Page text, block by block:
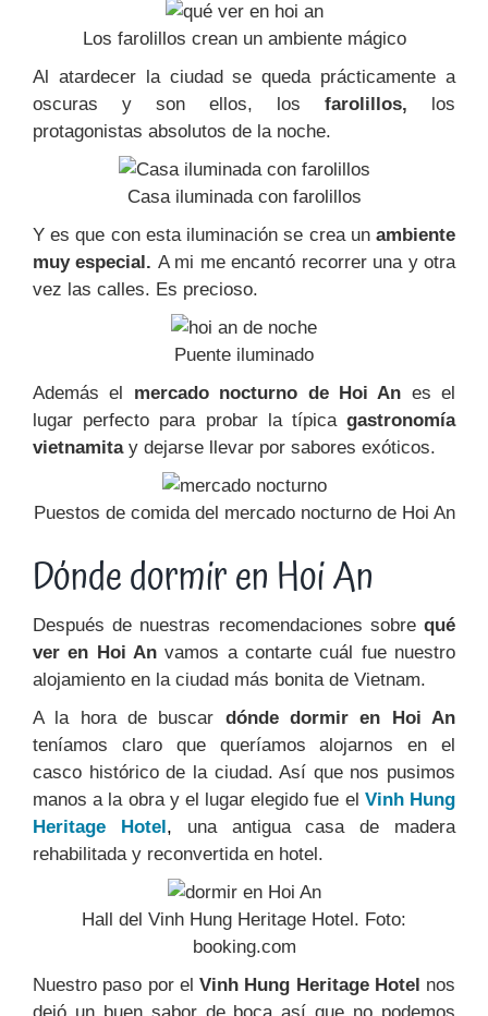
Los farolillos crean un ambiente mágico
Al atardecer la ciudad se queda prácticamente a
oscuras y son ellos, los farolillos, los
protagonistas absolutos de la noche.
Casa iluminada con farolillos
Y es que con esta iluminación se crea un ambiente
muy especial. A mi me encantó recorrer una y otra
vez las calles. Es precioso.
Puente iluminado
Además el mercado nocturno de Hoi An es el
lugar perfecto para probar la típica gastronomía
vietnamita y dejarse llevar por sabores exóticos.
Puestos de comida del mercado nocturno de Hoi An
Dónde dormir en Hoi An
Después de nuestras recomendaciones sobrequé
ver en Hoi Anvamos a contarte cuál fue nuestro
alojamiento en la ciudad más bonita de Vietnam.
A la hora de buscar dónde dormir en Hoi An
teníamos claro que queríamos alojarnos en el
casco histórico de la ciudad. Así que nos pusimos
manos a la obra y el lugar elegido fue el Vinh Hung
Heritage Hotel , una antigua casa de madera
rehabilitada y reconvertida en hotel.
Hall del Vinh Hung Heritage Hotel. Foto:
booking.com
Nuestro paso por el Vinh Hung Heritage Hotel nos